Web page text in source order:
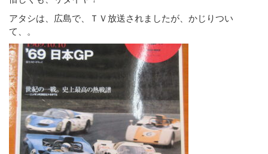
アタシは、広島で、ＴＶ放送されましたが、かじりつい
て、。